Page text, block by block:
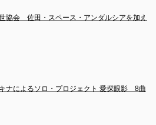
協会　佐田・スペース・アンダルシアを加え
ナによるソロ・プロジェクト 愛探眼影　8曲